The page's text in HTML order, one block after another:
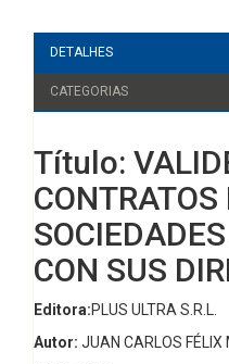
DETALHES
CATEGORIAS
Título:
CONTRATOS
CON SUS
Editora:PLUS ULTRA S.R.L.
Autor: JUAN CARLOS FÉLIX